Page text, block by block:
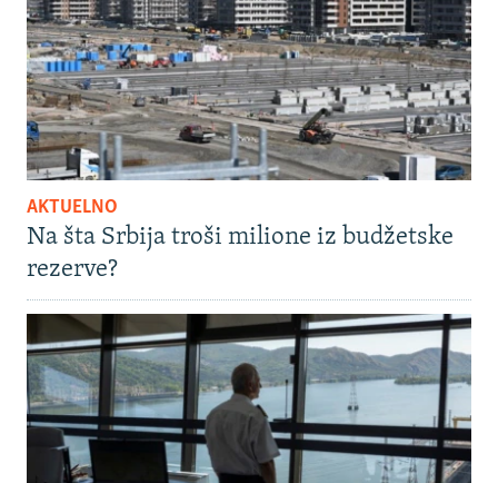
AKTUELNO
Na šta Srbija troši milione iz budžetske
rezerve?